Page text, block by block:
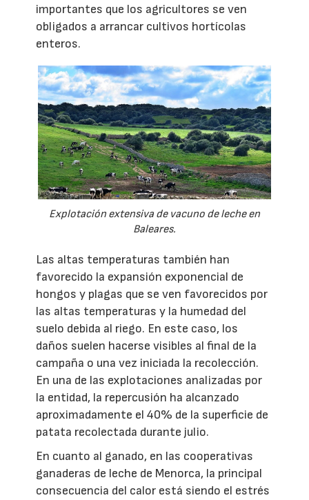
importantes que los agricultores se ven
obligados a arrancar cultivos hortícolas
enteros.
Explotación extensiva de vacuno de leche en
Baleares.
Las altas temperaturas también han
favorecido la expansión exponencial de
hongos y plagas que se ven favorecidos por
las altas temperaturas y la humedad del
suelo debida al riego. En este caso, los
daños suelen hacerse visibles al final de la
campaña o una vez iniciada la recolección.
En una de las explotaciones analizadas por
la entidad, la repercusión ha alcanzado
aproximadamente el 40% de la superficie de
patata recolectada durante julio.
En cuanto al ganado, en las cooperativas
ganaderas de leche de Menorca, la principal
consecuencia del calor está siendo el estrés